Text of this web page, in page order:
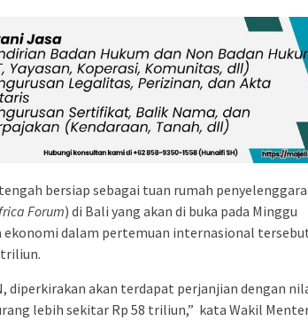
bersiap sebagai tuan rumah
Forum) di Bali yang akan di buka pada Minggu
ekonomi dalam pertemuan internasional
triliun.
diperkirakan akan terdapat perjanjian dengan
lebih sekitar Rp 58 triliun,” kata Wakil